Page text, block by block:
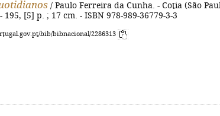
/ Paulo Ferreira da Cunha. - Cotia (São
[5] p. ; 17 cm. - ISBN 978-989-36779-3-3
bib/bibnacional/2286313